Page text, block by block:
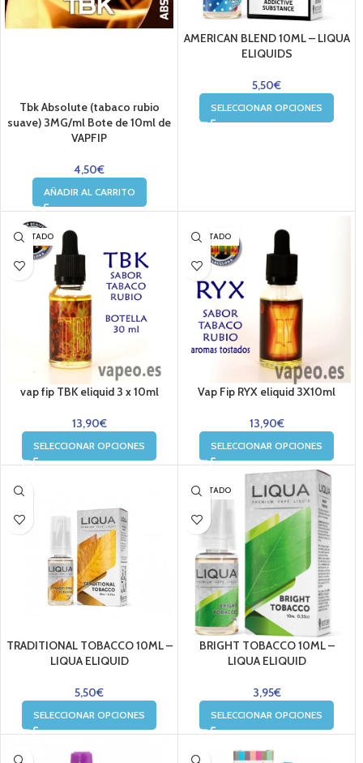
Tbk Absolute (tabaco rubio
suave) 3MG/ml Bote de 10ml de
VAPFIP
4,50€
AÑADIR AL CARRITO
AMERICAN BLEND 10ML – LIQUA
ELIQUIDS
5,50€
SELECCIONAR OPCIONES
AGOTADO
vap fip TBK eliquid 3 x 10ml
13,90€
SELECCIONAR OPCIONES
AGOTADO
Vap Fip RYX eliquid 3X10ml
13,90€
SELECCIONAR OPCIONES
TRADITIONAL TOBACCO 10ML –
LIQUA ELIQUID
5,50€
SELECCIONAR OPCIONES
AGOTADO
BRIGHT TOBACCO 10ML –
LIQUA ELIQUID
3,95€
SELECCIONAR OPCIONES